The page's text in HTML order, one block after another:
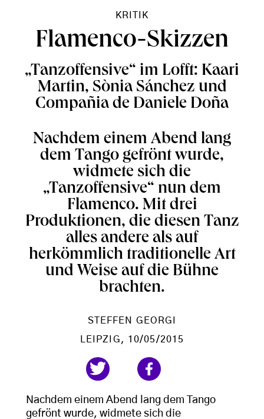
KRITIK
Flamenco-Skizzen
„Tanzoffensive“ im Lofft: Kaari
Martin, Sònia Sánchez und
Compañia de Daniele Doña
Nachdem einem Abend lang
dem Tango gefrönt wurde,
widmete sich die
„Tanzoffensive“ nun dem
Flamenco. Mit drei
Produktionen, die diesen Tanz
alles andere als auf
herkömmlich traditionelle Art
und Weise auf die Bühne
brachten.
STEFFEN GEORGI
LEIPZIG , 10/05/2015
Nachdem einem Abend lang dem Tango
gefrönt wurde, widmete sich die